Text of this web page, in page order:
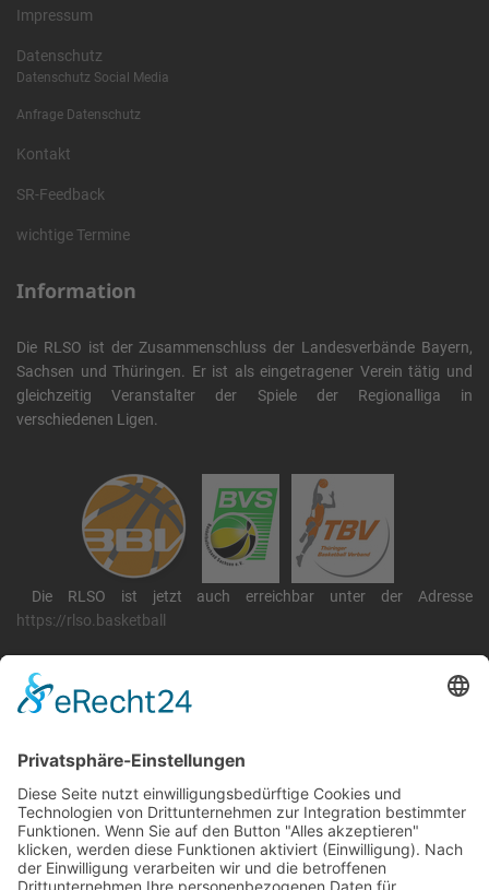
Impressum
Datenschutz
Datenschutz Social Media
Anfrage Datenschutz
Kontakt
SR-Feedback
wichtige Termine
Information
Die RLSO ist der Zusammenschluss der Landesverbände Bayern,
Sachsen und Thüringen. Er ist als eingetragener Verein tätig und
gleichzeitig Veranstalter der Spiele der Regionalliga in
verschiedenen Ligen.
Die RLSO ist jetzt auch erreichbar unter der Adresse
https://rlso.basketball
RLSO Minikalender
August 2026